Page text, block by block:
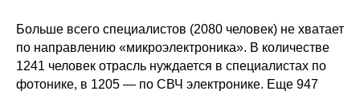
Больше всего специалистов (2080 человек) не хватает
по направлению «микроэлектроника». В количестве
1241 человек отрасль нуждается в специалистах по
фотонике, в 1205 — по СВЧ электронике. Еще 947